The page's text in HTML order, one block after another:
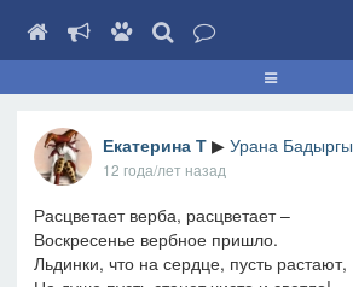
Екатерина Т ▶ Урана Бадыргы
12 года/лет назад
Расцветает верба, расцветает –
Воскресенье вербное пришло.
Льдинки, что на сердце, пусть растают,